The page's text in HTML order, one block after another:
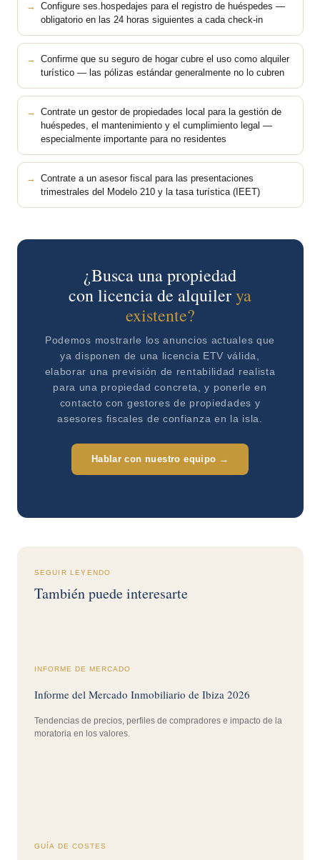
Configure ses.hospedajes para el registro de huéspedes —
obligatorio en las 24 horas siguientes a cada check-in
Confirme que su seguro de hogar cubre el uso como alquiler
turístico — las pólizas estándar generalmente no lo cubren
Contrate un gestor de propiedades local para la gestión de
huéspedes, el mantenimiento y el cumplimiento legal —
especialmente importante para no residentes
Contrate a un asesor fiscal para las presentaciones
trimestrales del Modelo 210 y la tasa turística (IEET)
¿Busca una propiedad
con licencia de alquilerya
existente?
Podemos mostrarle los anuncios actuales que
ya disponen de una licencia ETV válida,
elaborar una previsión de rentabilidad realista
para una propiedad concreta, y ponerle en
contacto con gestores de propiedades y
asesores fiscales de confianza en la isla.
Hablar con nuestro equipo →
SEGUIR LEYENDO
También puede interesarte
INFORME DE MERCADO
Informe del Mercado Inmobiliario de Ibiza 2026
Tendencias de precios, perfiles de compradores e impacto de la
moratoria en los valores.
GUÍA DE COSTES